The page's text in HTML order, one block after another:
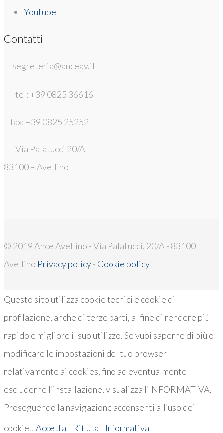
Youtube
Contatti
segreteria@anceav.it
tel: +39 0825 36616
fax: +39 0825 25252
Via Palatucci 20/A
83100 – Avellino
© 2019 Ance Avellino - Via Palatucci, 20/A - 83100
Avellino Privacy policy- Cookie policy
Questo sito utilizza cookie tecnici e cookie di
profilazione, anche di terze parti, al fine di rendere più
rapido e migliore il suo utilizzo. Se vuoi saperne di più o
modificare le impostazioni del tuo browser
relativamente ai cookies, fino ad eventualmente
escluderne l’installazione, visualizza l’INFORMATIVA.
Proseguendo la navigazione acconsenti all’uso dei
cookie.. Accetta Rifiuta Informativa